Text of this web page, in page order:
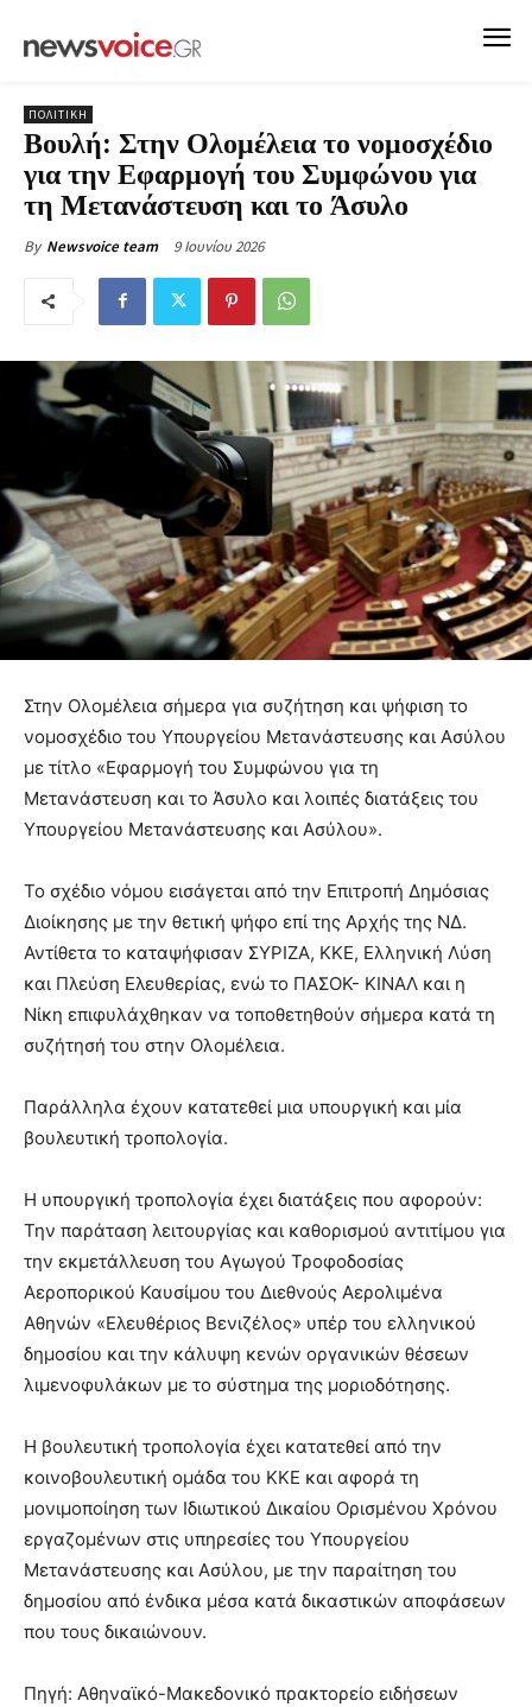
ΠΟΛΙΤΙΚΗ
Βουλή: Στην Ολομέλεια το νομοσχέδιο
για την Εφαρμογή του Συμφώνου για
τη Μετανάστευση και το Άσυλο
By Newsvoice team 9 Ιουνίου 2026
Στην Ολομέλεια σήμερα για συζήτηση και ψήφιση το
νομοσχέδιο του Υπουργείου Μετανάστευσης και Ασύλου
με τίτλο «Εφαρμογή του Συμφώνου για τη
Μετανάστευση και το Άσυλο και λοιπές διατάξεις του
Υπουργείου Μετανάστευσης και Ασύλου».
Το σχέδιο νόμου εισάγεται από την Επιτροπή Δημόσιας
Διοίκησης με την θετική ψήφο επί της Αρχής της ΝΔ.
Αντίθετα το καταψήφισαν ΣΥΡΙΖΑ, ΚΚΕ, Ελληνική Λύση
και Πλεύση Ελευθερίας, ενώ το ΠΑΣΟΚ- ΚΙΝΑΛ και η
Νίκη επιφυλάχθηκαν να τοποθετηθούν σήμερα κατά τη
συζήτησή του στην Ολομέλεια.
Παράλληλα έχουν κατατεθεί μια υπουργική και μία
βουλευτική τροπολογία.
Η υπουργική τροπολογία έχει διατάξεις που αφορούν:
Την παράταση λειτουργίας και καθορισμού αντιτίμου για
την εκμετάλλευση του Αγωγού Τροφοδοσίας
Αεροπορικού Καυσίμου του Διεθνούς Αερολιμένα
Αθηνών «Ελευθέριος Βενιζέλος» υπέρ του ελληνικού
δημοσίου και την κάλυψη κενών οργανικών θέσεων
λιμενοφυλάκων με το σύστημα της μοριοδότησης.
Η βουλευτική τροπολογία έχει κατατεθεί από την
κοινοβουλευτική ομάδα του ΚΚΕ και αφορά τη
μονιμοποίηση των Ιδιωτικού Δικαίου Ορισμένου Χρόνου
εργαζομένων στις υπηρεσίες του Υπουργείου
Μετανάστευσης και Ασύλου, με την παραίτηση του
δημοσίου από ένδικα μέσα κατά δικαστικών αποφάσεων
που τους δικαιώνουν.
Πηγή: Αθηναϊκό-Μακεδονικό πρακτορείο ειδήσεων